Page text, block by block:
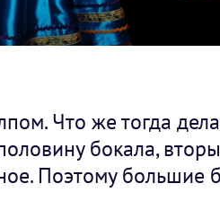
Что же тогда
бокала,
Поэтому большие